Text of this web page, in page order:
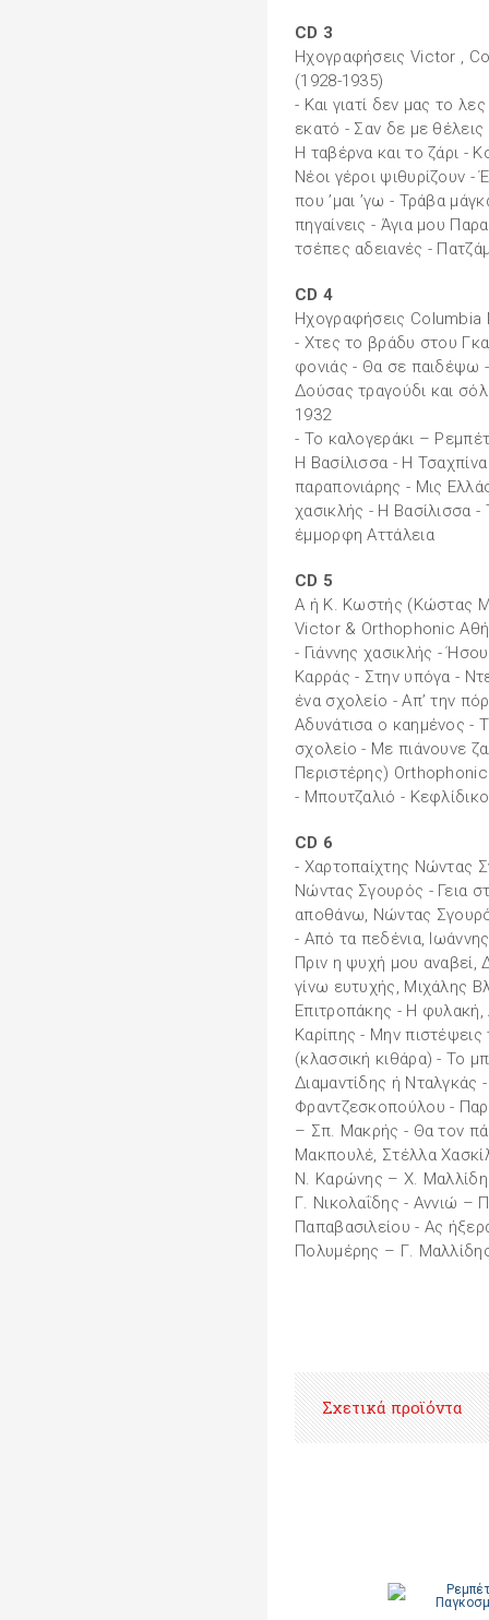
CD 3
Ηχογραφήσεις Victor ,
(1928-1935)
- Και γιατί δεν μας το
εκατό - Σαν δε με
Η ταβέρνα και το ζάρι -
Νέοι γέροι ψιθυρίζουν -
που ’μαι ’γω - Τράβα
πηγαίνεις - Άγια μου
τσέπες αδειανές -
CD 4
Ηχογραφήσεις Columbia
- Χτες το βράδυ στου
φονιάς - Θα σε παιδέψω
Δούσας τραγούδι και
1932
- Το καλογεράκι –
Η Βασίλισσα - Η
παραπονιάρης - Μις
χασικλής - Η Βασίλισσα -
έμμορφη Αττάλεια
CD 5
Α ή Κ. Κωστής (Κώστας
Victor & Orthophonic
- Γιάννης χασικλής -
Καρράς - Στην υπόγα -
ένα σχολείο - Απ’ την
Αδυνάτισα ο καημένος -
σχολείο - Με πιάνουνε
Περιστέρης)
- Μπουτζαλιό -
CD 6
- Χαρτοπαίχτης Νώντας
Νώντας Σγουρός - Γεια
αποθάνω, Νώντας
- Από τα πεδένια,
Πριν η ψυχή μου
γίνω ευτυχής, Μιχάλης
Επιτροπάκης - Η
Καρίπης - Μην
(κλασσική κιθάρα) - Το
Διαμαντίδης ή Νταλγκάς
Φραντζεσκοπούλου -
– Σπ. Μακρής - Θα τον
Μακπουλέ, Στέλλα
Ν. Καρώνης – Χ.
Γ. Νικολαΐδης - Αννιώ –
Παπαβασιλείου - Ας
Πολυμέρης – Γ.
Σχετικά προϊόντα